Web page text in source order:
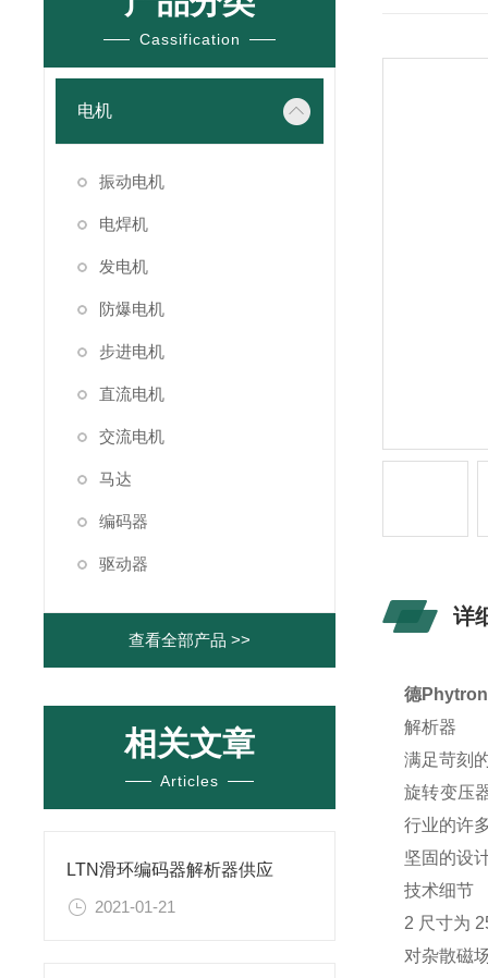
Cassification
电机
振动电机
电焊机
发电机
防爆电机
步进电机
直流电机
交流电机
马达
编码器
驱动器
查看全部产品 >>
相关文章
Articles
LTN滑环编码器解析器供应
2021-01-21
详
德Phytron
解析器
满足苛刻
旋转变压
行业的许
坚固的设
技术细节
2 尺寸为
对杂散磁